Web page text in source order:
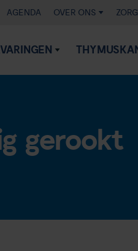
AGENDA OVER ONS
gerookt